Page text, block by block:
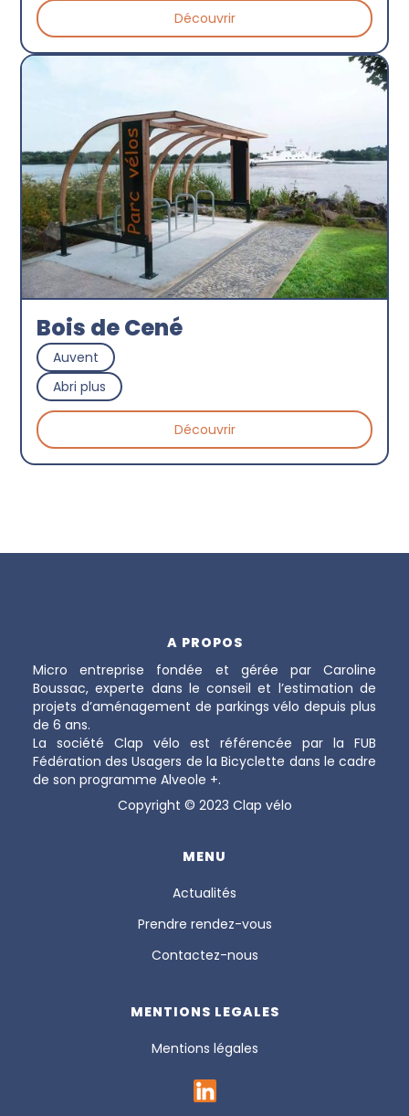
Découvrir
Bois de Cené
Auvent
Abri plus
Découvrir
A PROPOS
Micro entreprise fondée et gérée par Caroline
Boussac, experte dans le conseil et l’estimation de
projets d’aménagement de parkings vélo depuis plus
de 6 ans.
La société Clap vélo est référencée par la FUB
Fédération des Usagers de la Bicyclette dans le cadre
de son programme Alveole +.
Copyright © 2023 Clap vélo
MENU
Actualités
Prendre rendez-vous
Contactez-nous
MENTIONS LEGALES
Mentions légales